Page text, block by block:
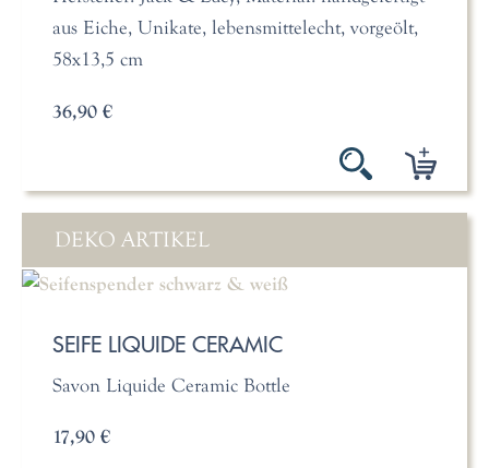
aus Eiche, Unikate, lebensmittelecht, vorgeölt,
58x13,5 cm
36,90 €
DEKO ARTIKEL
SEIFE LIQUIDE CERAMIC
Savon Liquide Ceramic Bottle
17,90 €